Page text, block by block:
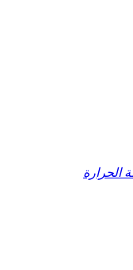
الحرارة